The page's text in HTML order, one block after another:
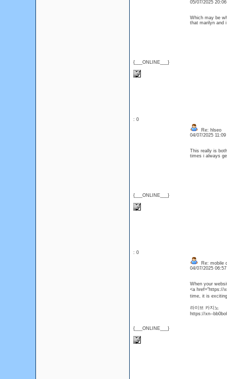
{___ONLINE___}
05/07/2025
Which may be
that marilyn
: 0
{___ONLINE___}
Re: hlseo
04/07/2025
This really is
times i always
: 0
{___ONLINE___}
Re: mobile
04/07/2025
When your
<a href="https://
time, it is
라이브 카지노
https://xn--